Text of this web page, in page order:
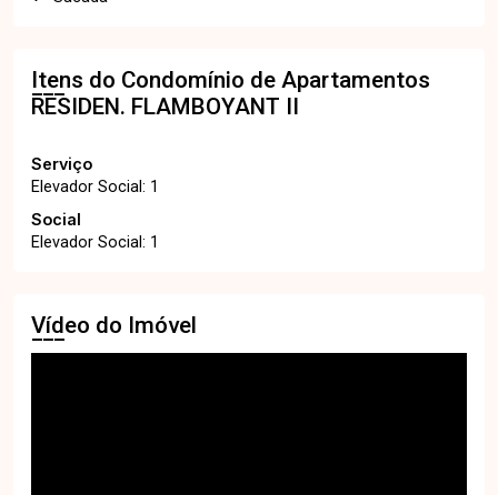
Itens do Condomínio de Apartamentos
RESIDEN. FLAMBOYANT II
Serviço
Elevador Social: 1
Social
Elevador Social: 1
Vídeo do Imóvel